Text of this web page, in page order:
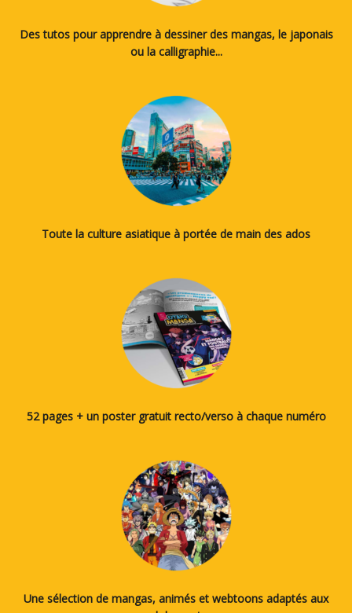
Des tutos pour apprendre à dessiner des mangas, le japonais
ou la calligraphie...
Toute la culture asiatique à portée de main des ados
52 pages + un poster gratuit recto/verso à chaque numéro
Une sélection de mangas, animés et webtoons adaptés aux